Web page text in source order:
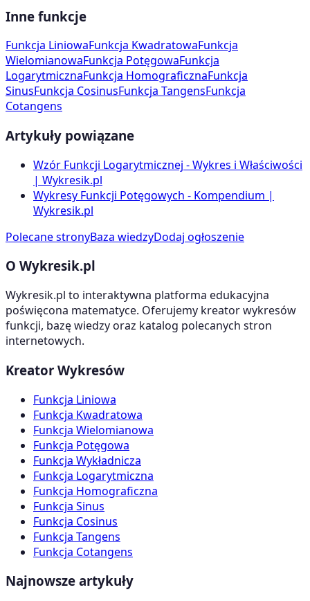
Inne funkcje
Funkcja LiniowaFunkcja KwadratowaFunkcja
WielomianowaFunkcja PotęgowaFunkcja
LogarytmicznaFunkcja HomograficznaFunkcja
SinusFunkcja CosinusFunkcja TangensFunkcja
Cotangens
Artykuły powiązane
Wzór Funkcji Logarytmicznej - Wykres i Właściwości
| Wykresik.pl
Wykresy Funkcji Potęgowych - Kompendium |
Wykresik.pl
Polecane stronyBaza wiedzyDodaj ogłoszenie
O Wykresik.pl
Wykresik.pl to interaktywna platforma edukacyjna
poświęcona matematyce. Oferujemy kreator wykresów
funkcji, bazę wiedzy oraz katalog polecanych stron
internetowych.
Kreator Wykresów
Funkcja Liniowa
Funkcja Kwadratowa
Funkcja Wielomianowa
Funkcja Potęgowa
Funkcja Wykładnicza
Funkcja Logarytmiczna
Funkcja Homograficzna
Funkcja Sinus
Funkcja Cosinus
Funkcja Tangens
Funkcja Cotangens
Najnowsze artykuły